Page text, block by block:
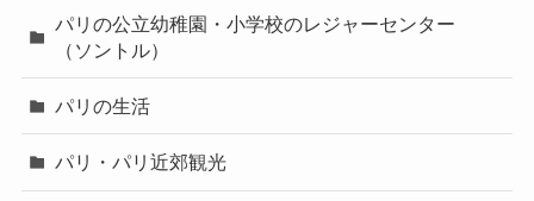
パリの公立幼稚園・小学校のレジャーセンター
（ソントル）
パリの生活
パリ・パリ近郊観光